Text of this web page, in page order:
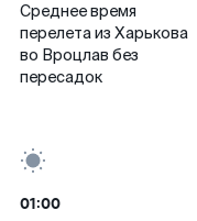
Среднее время
перелета из Харькова
во Вроцлав без
пересадок
01:00